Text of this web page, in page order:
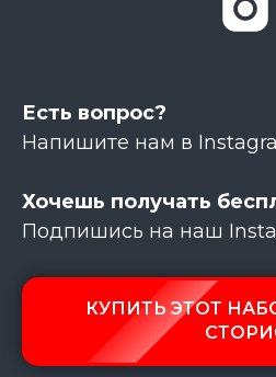
Есть вопрос?
Напишите нам в
Хочешь получать
Подпишись на наш
КУПИТЬ ЭТОТ